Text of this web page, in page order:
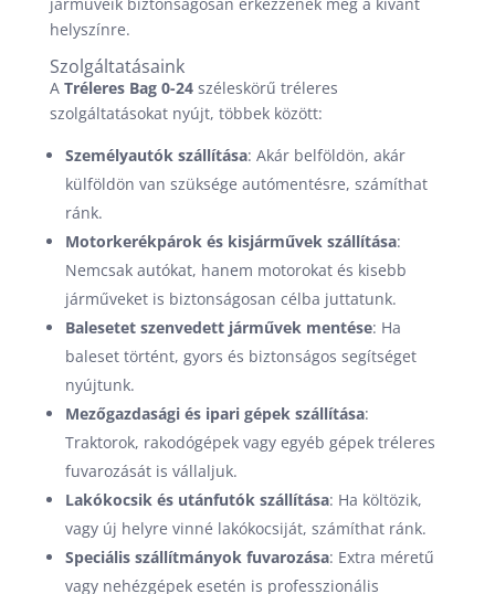
helyszínre.
Szolgáltatásaink
A Tréleres Bag 0-24széleskörű tréleres
szolgáltatásokat nyújt, többek között:
Személyautók szállítása: Akár belföldön, akár
külföldön van szüksége autómentésre, számíthat
ránk.
Motorkerékpárok és kisjárművek szállítása:
Nemcsak autókat, hanem motorokat és kisebb
járműveket is biztonságosan célba juttatunk.
Balesetet szenvedett járművek mentése: Ha
baleset történt, gyors és biztonságos segítséget
nyújtunk.
Mezőgazdasági és ipari gépek szállítása:
Traktorok, rakodógépek vagy egyéb gépek tréleres
fuvarozását is vállaljuk.
Lakókocsik és utánfutók szállítása: Ha költözik,
vagy új helyre vinné lakókocsiját, számíthat ránk.
Speciális szállítmányok fuvarozása: Extra méretű
vagy nehézgépek esetén is professzionális